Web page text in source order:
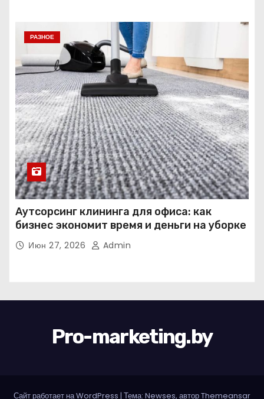
РАЗНОЕ
Аутсорсинг клининга для офиса: как
бизнес экономит время и деньги на уборке
Июн 27, 2026 Admin
Pro-marketing.by
Сайт работает на WordPress | Тема: Newses, авторThemeansar